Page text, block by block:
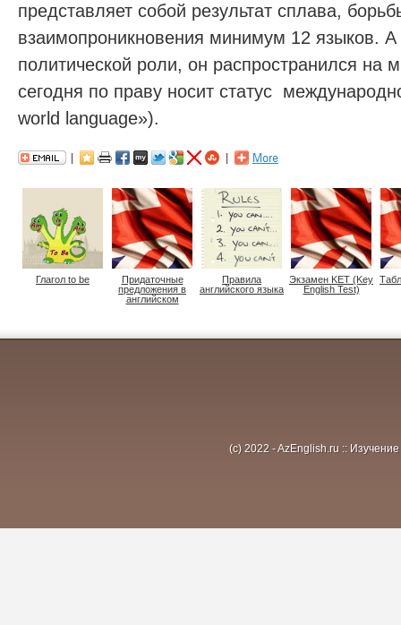
представляет собой результат сплава,
взаимопроникновения минимум 12 языков. А
политической роли, он распространился на
сегодня по праву носит статус
world language»).
Глагол to be
Придаточные
предложения в
английском
Правила
английского языка
Экзамен KET (Key
English Test)
(c) 2022 - AzEnglish.ru ::